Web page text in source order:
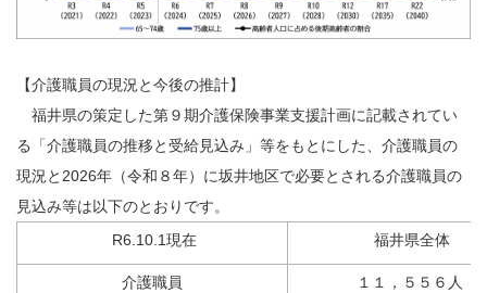
【介護職員の現況と今後の推計】
福井県の策定した第９期介護保険事業支援計画に記載されてい
る「介護職員の推移と受給見込み」等をもとにした、介護職員の
現況と2026年（令和８年）に坂井地区で必要とされる介護職員の
見込み等は以下のとおりです。
R6.10.1現在
福井県全体
介護職員 １１，５５６人